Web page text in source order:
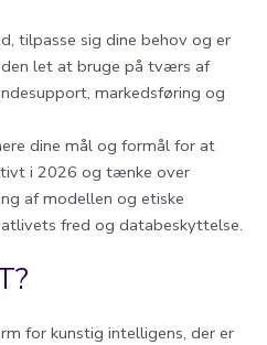
tilpasse sig dine behov og er
let at bruge på tværs af
markedsføring og
dine mål og formål for at
i 2026 og tænke over
af modellen og etiske
fred og databeskyttelse.
for kunstig intelligens, der er